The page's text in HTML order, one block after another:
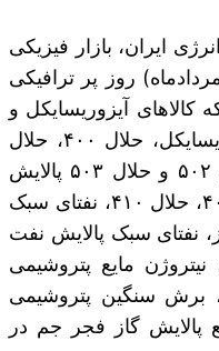
ایران، بازار فیزیکی
انرژی، روز سه‌شنبه (۱۷ مردادماه) روز پر ترافیکی
آیزوریسایکل و
آیزوفید پالایش نفت تبریز، آیزوریسایکل، حلال ۴۰۰، حلال
۴۰۲، حلال ۴۰۶، حلال۴۱۰، حلال ۵۰۲ و حلال ۵۰۳ پالایش
نفت اصفهان، حلال ۴۰۲، حلال ۴۰۴، حلال ۴۱۰، نفتای سبک
نفتای سبک پالایش نفت
نیتروژن مایع پتروشیمی
برش سنگین پتروشیمی
پالایش گاز فجر جم در